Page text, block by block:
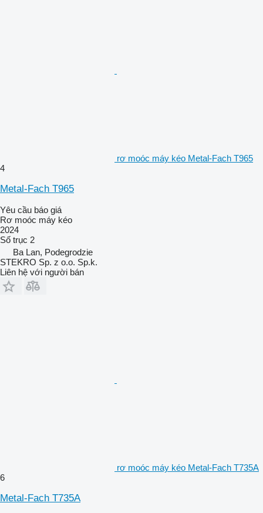
rơ moóc máy kéo Metal-Fach T965
4
Metal-Fach T965
Yêu cầu báo giá
Rơ moóc máy kéo
2024
Số trục 2
Ba Lan, Podegrodzie
STEKRO Sp. z o.o. Sp.k.
Liên hệ với người bán
rơ moóc máy kéo Metal-Fach T735A
6
Metal-Fach T735A